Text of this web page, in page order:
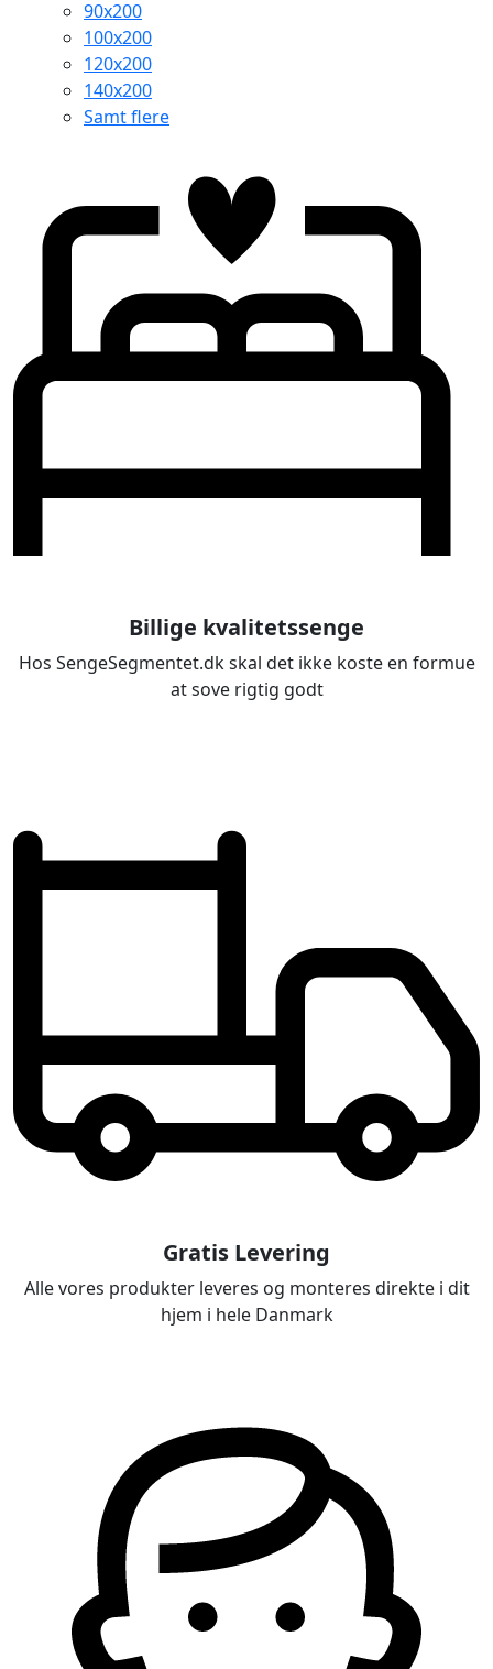
90x200
100x200
120x200
140x200
Samt flere
Billige kvalitetssenge
Hos SengeSegmentet.dk skal det ikke koste en formue
at sove rigtig godt
Gratis Levering
Alle vores produkter leveres og monteres direkte i dit
hjem i hele Danmark